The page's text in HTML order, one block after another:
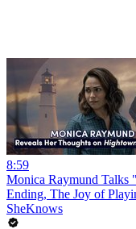
8:59
Monica Raymund Talks
Ending, The Joy of
SheKnows